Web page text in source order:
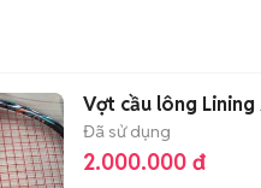
Vợt cầu lông Lining
Đã sử dụng
2.000.000 đ